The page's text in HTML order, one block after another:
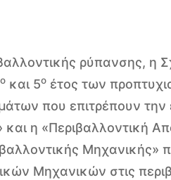
ρύπανσης,
ο και 5ο έτος των
που επιτρέπουν
η «Περιβαλλοντική
Μηχανικής»
Μηχανικών στις